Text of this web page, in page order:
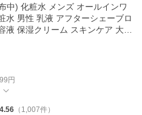
中) 化粧水 メンズ オールインワ
水 男性 乳液 アフターシェーブロ
液 保湿クリーム スキンケア 大容
円
4.56（ 1,007件）